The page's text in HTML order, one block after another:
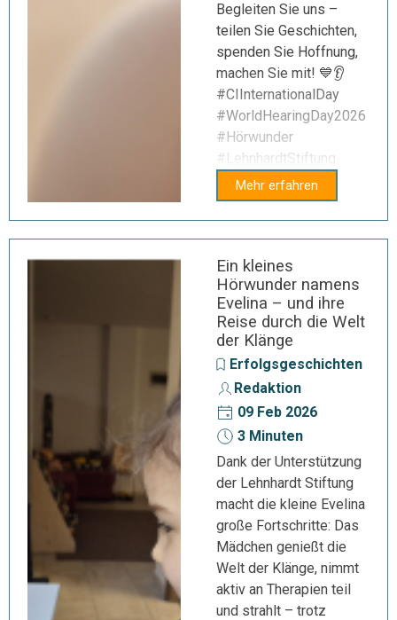
Begleiten Sie uns –
teilen Sie Geschichten,
spenden Sie Hoffnung,
machen Sie mit! 💙👂
#CIInternationalDay
#WorldHearingDay2026
#Hörwunder
#LehnhardtStiftung
Mehr erfahren
Ein kleines
Hörwunder namens
Evelina – und ihre
Reise durch die Welt
der Klänge
Erfolgsgeschichten
Redaktion
09 Feb 2026
3 Minuten
Dank der Unterstützung
der Lehnhardt Stiftung
macht die kleine Evelina
große Fortschritte: Das
Mädchen genießt die
Welt der Klänge, nimmt
aktiv an Therapien teil
und strahlt – trotz